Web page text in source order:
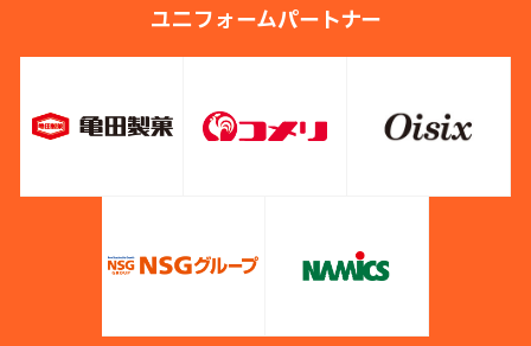
ユニフォームパートナー